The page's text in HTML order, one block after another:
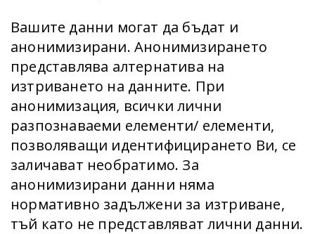
Вашите данни могат да бъдат и
анонимизирани. Анонимизирането
представлява алтернатива на
изтриването на данните. При
анонимизация, всички лични
разпознаваеми елементи/ елементи,
позволяващи идентифицирането Ви, се
заличават необратимо. За
анонимизирани данни няма
нормативно задължени за изтриване,
тъй като не представляват лични данни.